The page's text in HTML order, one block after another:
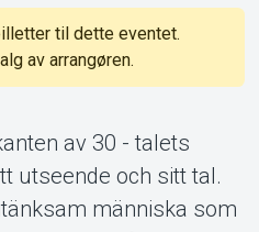
til dette eventet.
av arrangøren.
av 30 - talets
utseende och sitt tal.
människa som